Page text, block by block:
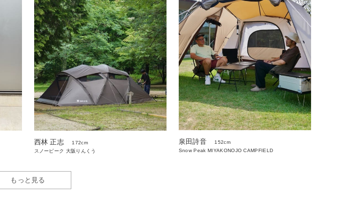
西林 正志
172cm
スノーピーク 大阪りんくう
泉田詩音
152cm
Snow Peak MIYAKONOJO CAMPFIELD
もっと見る